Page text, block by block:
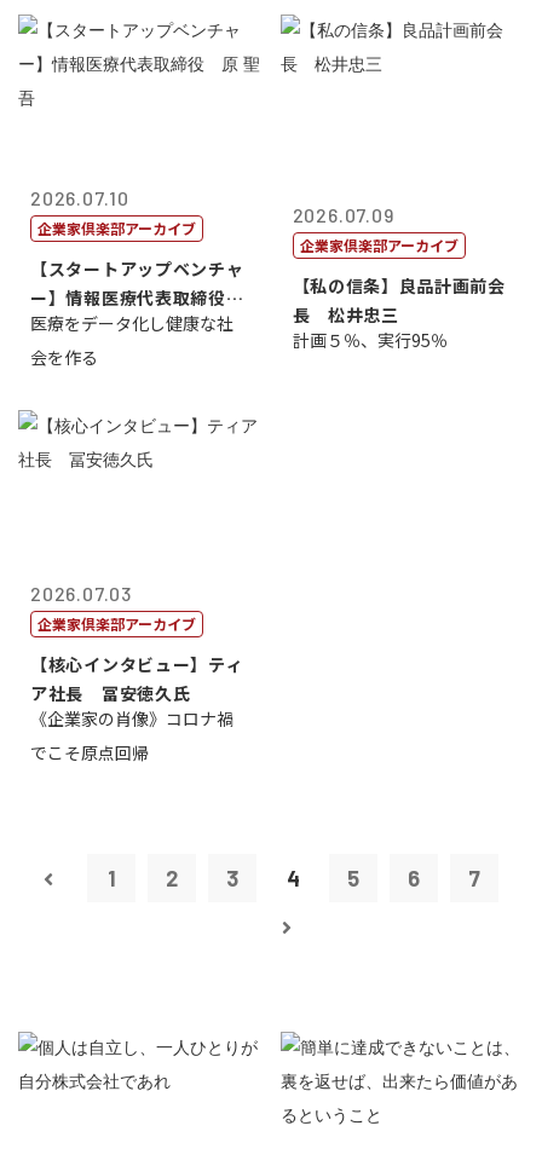
2026.07.10
企業家倶楽部アーカイブ
【スタートアップベンチャ
ー】情報医療代表取締役
原 聖吾
医療をデータ化し健康な社
会を作る
2026.07.09
企業家倶楽部アーカイブ
【私の信条】良品計画前会
長 松井忠三
計画５％、実行95％
2026.07.03
企業家倶楽部アーカイブ
【核心インタビュー】ティ
ア社長 冨安徳久氏
《企業家の肖像》コロナ禍
でこそ原点回帰
1 2 3 4 5 6 7